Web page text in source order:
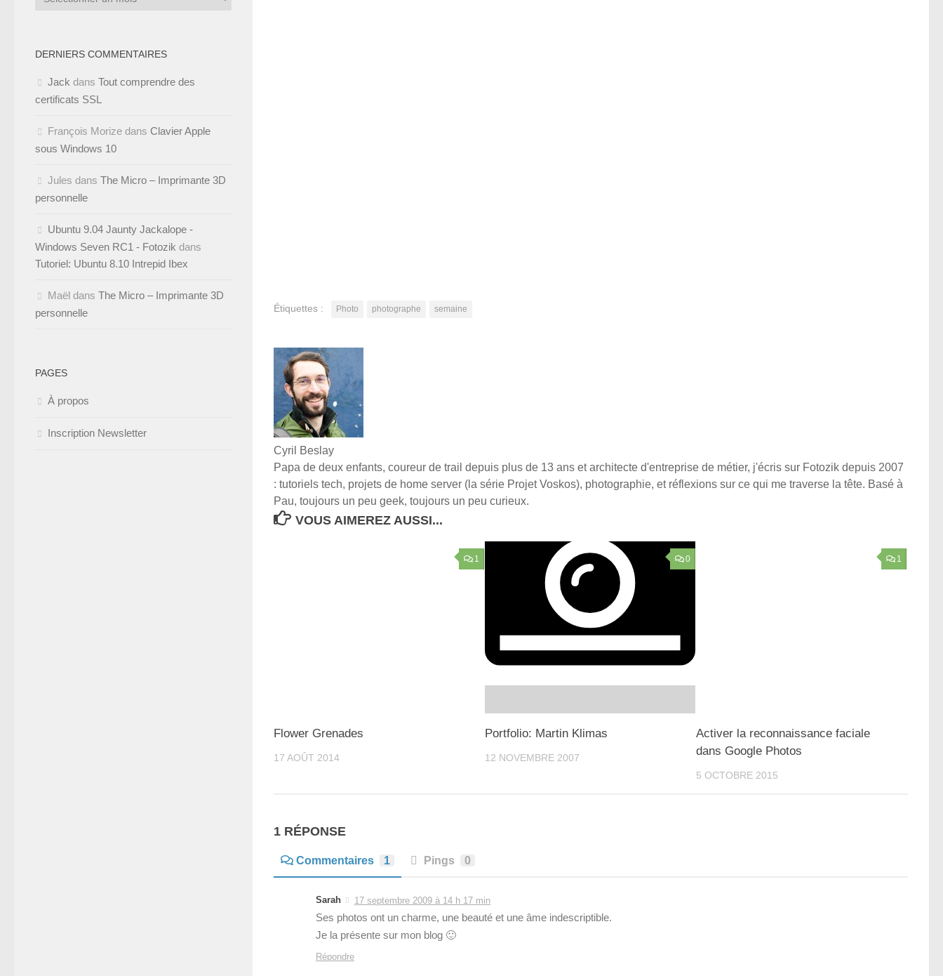
Étiquettes : Photo photographe semaine
Cyril Beslay
Papa de deux enfants, coureur de trail depuis plus de 13 ans et architecte d'entreprise de métier, j'écris sur Fotozik depuis 2007
: tutoriels tech, projets de home server (la série Projet Voskos), photographie, et réflexions sur ce qui me traverse la tête. Basé à
Pau, toujours un peu geek, toujours un peu curieux.
VOUS AIMEREZ AUSSI...
1
Flower Grenades
17 AOÛT 2014
0
Portfolio: Martin Klimas
12 NOVEMBRE 2007
1
Activer la reconnaissance faciale
dans Google Photos
5 OCTOBRE 2015
1 RÉPONSE
Commentaires 1 Pings 0
Sarah 17 septembre 2009 à 14 h 17 min
Ses photos ont un charme, une beauté et une âme indescriptible.
Je la présente sur mon blog 🙂
Répondre
DERNIERS COMMENTAIRES
Jack dans Tout comprendre des
certificats SSL
François Morize dans Clavier Apple
sous Windows 10
Jules dans The Micro – Imprimante 3D
personnelle
Ubuntu 9.04 Jaunty Jackalope -
Windows Seven RC1 - Fotozik dans
Tutoriel: Ubuntu 8.10 Intrepid Ibex
Maël dans The Micro – Imprimante 3D
personnelle
PAGES
À propos
Inscription Newsletter